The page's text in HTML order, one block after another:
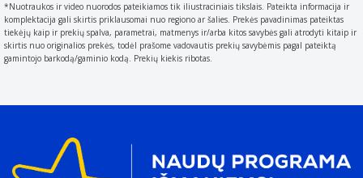
The protocols supported for exchange of digital signal.
DVB-C, DVB-S2, DVB-T2
Išmanusis TV
to a cable/satellite service. Some smart TVs provide
web browsing, gaming, and access to compatible media
*Nuotraukos ir video nuorodos pateikiamos tik iliustraciniais tikslais. Pateikta informacija ir
komplektacija gali skirtis priklausomai nuo regiono ar šalies. Prekės pavadinimas pateiktas
tiekėjų kaip ir prekių spalva, parametrai, matmenys ir/arba kitos savybės gali atrodyti kitaip ir
skirtis nuo originalios prekės, todėl prašome vadovautis prekių savybėmis pagal pateiktą
gamintojo barkodą/gaminio kodą. Prekių kiekis ribotas.